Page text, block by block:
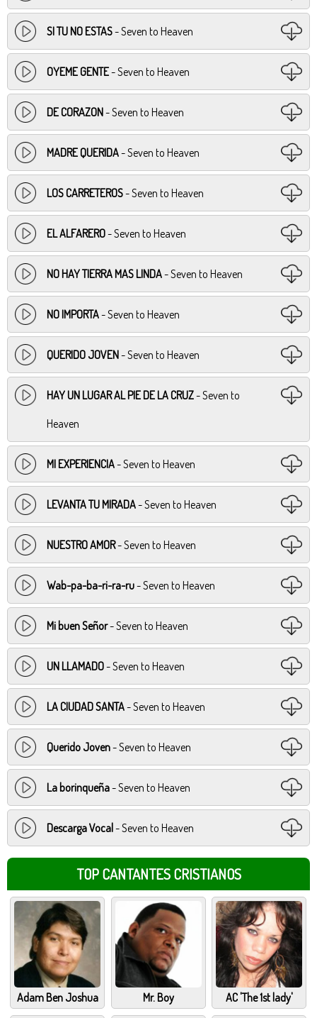
SI TU NO ESTAS- Seven to Heaven
OYEME GENTE- Seven to Heaven
DE CORAZON- Seven to Heaven
MADRE QUERIDA- Seven to Heaven
LOS CARRETEROS- Seven to Heaven
EL ALFARERO- Seven to Heaven
NO HAY TIERRA MAS LINDA- Seven to Heaven
NO IMPORTA- Seven to Heaven
QUERIDO JOVEN- Seven to Heaven
HAY UN LUGAR AL PIE DE LA CRUZ- Seven to
Heaven
MI EXPERIENCIA- Seven to Heaven
LEVANTA TU MIRADA- Seven to Heaven
NUESTRO AMOR- Seven to Heaven
Wab-pa-ba-ri-ra-ru- Seven to Heaven
Mi buen Señor- Seven to Heaven
UN LLAMADO- Seven to Heaven
LA CIUDAD SANTA- Seven to Heaven
Querido Joven- Seven to Heaven
La borinqueña- Seven to Heaven
Descarga Vocal- Seven to Heaven
TOP CANTANTES CRISTIANOS
Adam Ben Joshua Mr. Boy AC 'The 1st lady'